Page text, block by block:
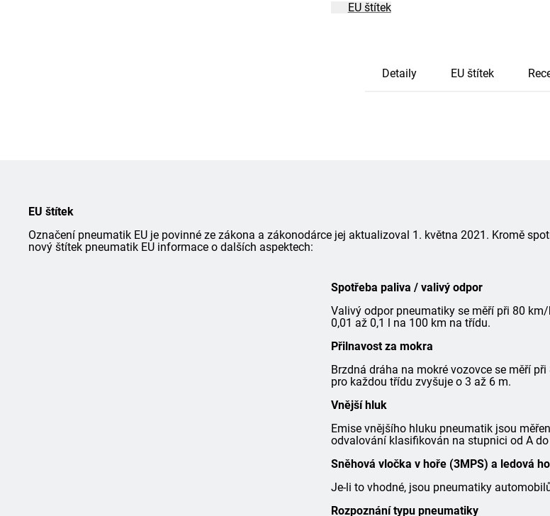
EU štítek
Detaily EU štítek
EU štítek
Označení pneumatik EU je povinné ze zákona a zákonodárce jej aktualizoval 1. května 2021. Kromě
nový štítek pneumatik EU informace o dalších aspektech:
Spotřeba paliva / valivý odpor
Valivý odpor pneumatiky se měří při 80
0,01 až 0,1 l na 100 km na třídu.
Přilnavost za mokra
Brzdná dráha na mokré vozovce se měří
pro každou třídu zvyšuje o 3 až 6 m.
Vnější hluk
Emise vnějšího hluku pneumatik jsou
odvalování klasifikován na stupnici od A
Sněhová vločka v hoře (3MPS) a ledová
Je-li to vhodné, jsou pneumatiky
Rozpoznání typu pneumatiky